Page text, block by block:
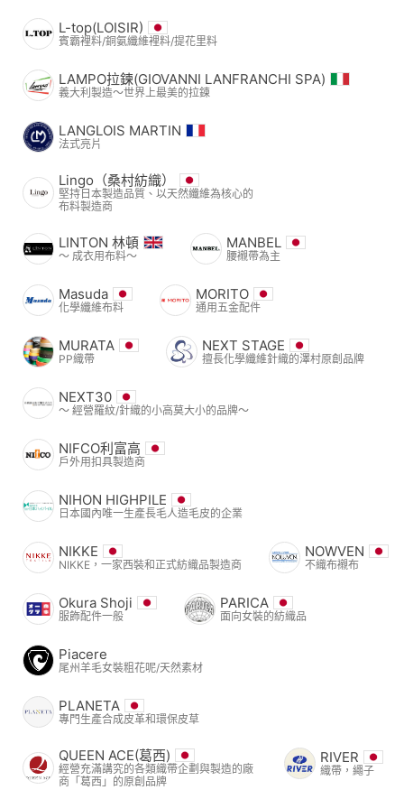
L-top(LOISIR)
賓霸裡料/銅氨纖維裡料/提花里料
LAMPO拉鍊(GIOVANNI LANFRANCHI SPA)
義大利製造～世界上最美的拉鍊
LANGLOIS MARTIN
法式亮片
Lingo（桑村紡織）
堅持日本製造品質、以天然纖維為核心的
布料製造商
LINTON 林頓
〜 成衣用布料〜
MANBEL
腰襯帶為主
Masuda
化學纖維布料
MORITO
通用五金配件
MURATA
PP織帶
NEXT STAGE
擅長化學纖維針織的澤村原創品牌
NEXT30
〜 經營羅紋/針織的小高莫大小的品牌〜
NIFCO利富高
戶外用扣具製造商
NIHON HIGHPILE
日本國內唯一生產長毛人造毛皮的企業
NIKKE
NIKKE，一家西裝和正式紡織品製造商
NOWVEN
不織布襯布
Okura Shoji
服飾配件一般
PARICA
面向女裝的紡織品
Piacere
尾州羊毛女裝粗花呢/天然素材
PLANETA
專門生產合成皮革和環保皮草
QUEEN ACE(葛西)
經營充滿講究的各類織帶企劃與製造的廠
商「葛西」的原創品牌
RIVER
織帶，繩子